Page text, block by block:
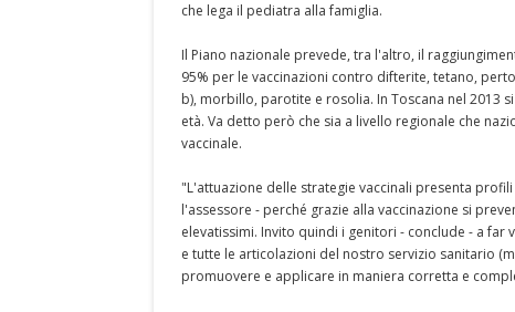
che lega il pediatra alla famiglia.
Il Piano nazionale prevede, tra l'altro, il
95% per le vaccinazioni contro difterite, tetano,
b), morbillo, parotite e rosolia. In Toscana nel 2013
età. Va detto però che sia a livello regionale che
vaccinale.
"L'attuazione delle strategie vaccinali presenta
l'assessore - perché grazie alla vaccinazione si
elevatissimi. Invito quindi i genitori - conclude - a
e tutte le articolazioni del nostro servizio sanitario
promuovere e applicare in maniera corretta e